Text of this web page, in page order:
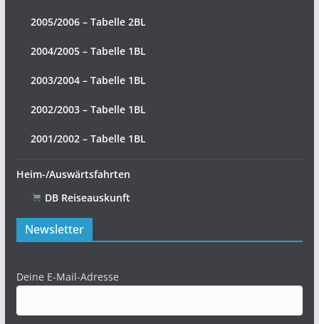
2005/2006 – Tabelle 2BL
2004/2005 – Tabelle 1BL
2003/2004 – Tabelle 1BL
2002/2003 – Tabelle 1BL
2001/2002 – Tabelle 1BL
Heim-/Auswärtsfahrten
DB Reiseauskunft
Newsletter
Deine E-Mail-Adresse